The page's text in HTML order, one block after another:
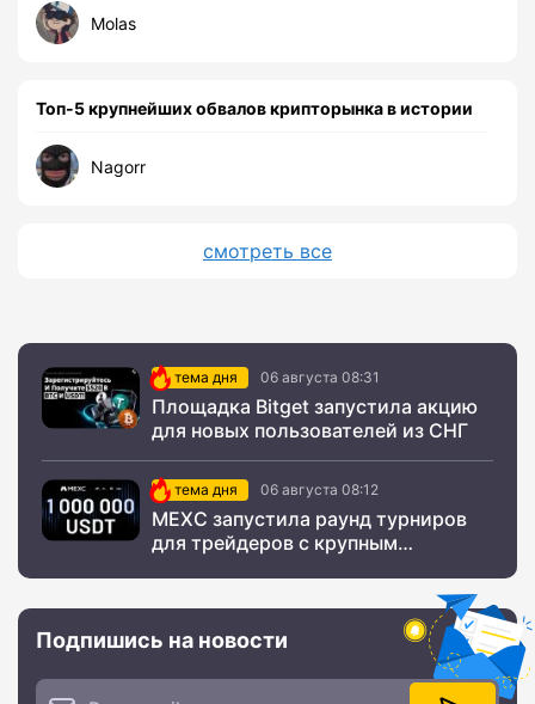
Molas
Топ-5 крупнейших обвалов крипторынка в истории
Nagorr
смотреть все
тема дня 06 августа 08:31
Площадка Bitget запустила акцию
для новых пользователей из СНГ
тема дня 06 августа 08:12
MEXC запустила раунд турниров
для трейдеров с крупным
Подпишись на новости